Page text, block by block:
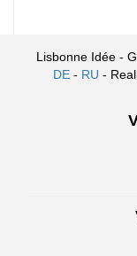
Lisbonne Idée -
DE - RU -